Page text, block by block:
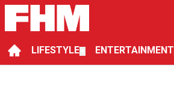
LIFESTYLE ENTERTAINMENT